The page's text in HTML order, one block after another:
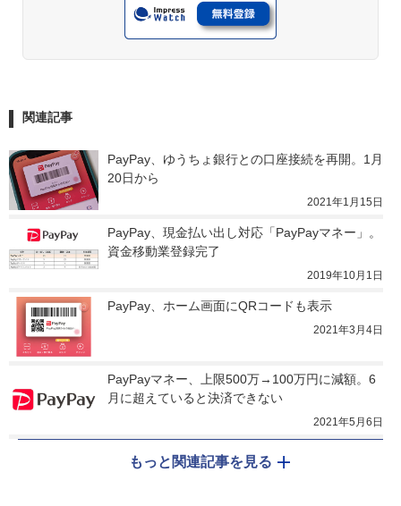
関連記事
PayPay、ゆうちょ銀行との口座接続を再開。1月
20日から
2021年1月15日
PayPay、現金払い出し対応「PayPayマネー」。
資金移動業登録完了
2019年10月1日
PayPay、ホーム画面にQRコードも表示
2021年3月4日
PayPayマネー、上限500万→100万円に減額。6
月に超えていると決済できない
2021年5月6日
もっと関連記事を見る